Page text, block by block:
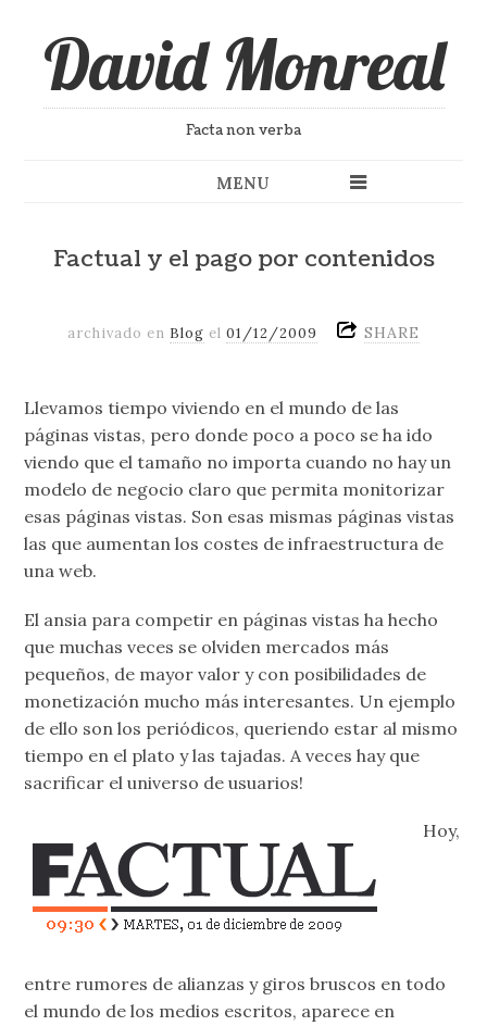
David Monreal
Facta non verba
MENU
Factual y el pago por contenidos
archivado en Blog el01/12/2009 SHARE
Llevamos tiempo viviendo en el mundo de las
páginas vistas, pero donde poco a poco se ha ido
viendo que el tamaño no importa cuando no hay un
modelo de negocio claro que permita monitorizar
esas páginas vistas. Son esas mismas páginas vistas
las que aumentan los costes de infraestructura de
una web.
El ansia para competir en páginas vistas ha hecho
que muchas veces se olviden mercados más
pequeños, de mayor valor y con posibilidades de
monetización mucho más interesantes. Un ejemplo
de ello son los periódicos, queriendo estar al mismo
tiempo en el plato y las tajadas. A veces hay que
sacrificar el universo de usuarios!
Hoy,
entre rumores de alianzas y giros bruscos en todo
el mundo de los medios escritos, aparece en